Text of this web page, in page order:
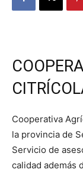
Cooperativa
la provincia de
Servicio de
calidad además